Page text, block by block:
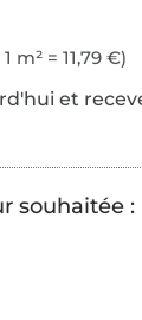
m² = 11,79 €)
et
souhaitée :